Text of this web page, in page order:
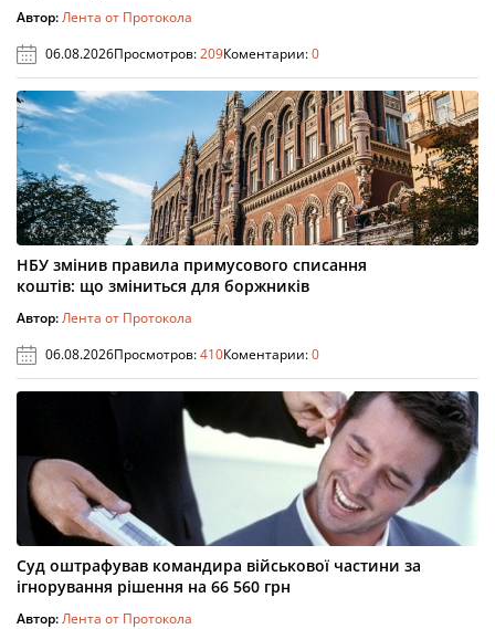
Автор:Лента от Протокола
06.08.2026Просмотров:209Коментарии:0
НБУ змінив правила примусового списання
коштів: що зміниться для боржників
Автор:Лента от Протокола
06.08.2026Просмотров:410Коментарии:0
Суд оштрафував командира військової частини за
ігнорування рішення на 66 560 грн
Автор:Лента от Протокола